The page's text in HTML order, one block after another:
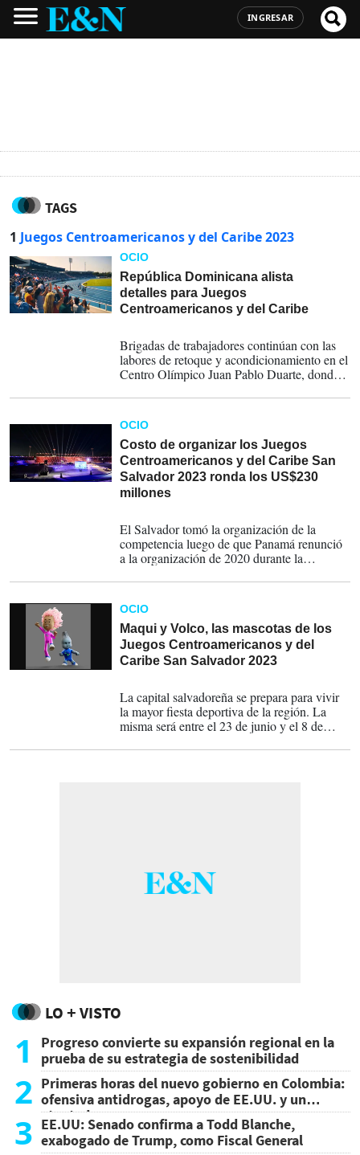
INGRESAR
TAGS
1 Juegos Centroamericanos y del Caribe 2023
OCIO
República Dominicana alista
detalles para Juegos
Centroamericanos y del Caribe
Brigadas de trabajadores continúan con las
labores de retoque y acondicionamiento en el
Centro Olímpico Juan Pablo Duarte, donde
instalaciones que albergarán las
competencias del evento, cuyo coste ronda
los US$150 millones.
OCIO
Costo de organizar los Juegos
Centroamericanos y del Caribe San
Salvador 2023 ronda los US$230
millones
El Salvador tomó la organización de la
competencia luego de que Panamá renunció
a la organización de 2020 durante la
OCIO
Maqui y Volco, las mascotas de los
Juegos Centroamericanos y del
Caribe San Salvador 2023
La capital salvadoreña se prepara para vivir
la mayor fiesta deportiva de la región. La
misma será entre el 23 de junio y el 8 de
LO + VISTO
1
Progreso convierte su expansión regional en la
prueba de su estrategia de sostenibilidad
2 Primeras horas del nuevo gobierno en Colombia:
ofensiva antidrogas, apoyo de EE.UU. y un
atentado
3 EE.UU: Senado confirma a Todd Blanche,
exabogado de Trump, como Fiscal General